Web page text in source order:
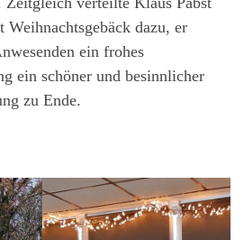
dazu, er
ein frohes
ein schöner und besinnlicher
zu Ende.